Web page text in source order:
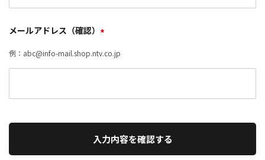
メールアドレス（確認） *
例：abc@info-mail.shop.ntv.co.jp
入力内容を確認する